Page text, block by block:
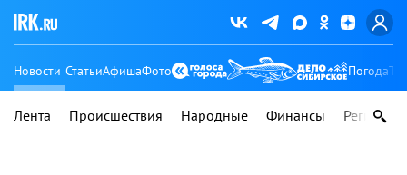
Новости СтатьиАфишаФото Погода
Лента Происшествия Народные Финансы Регионы